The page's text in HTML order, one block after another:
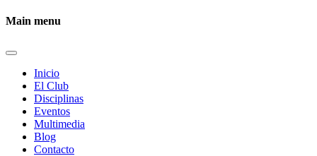
Main menu
Inicio
El Club
Disciplinas
Eventos
Multimedia
Blog
Contacto